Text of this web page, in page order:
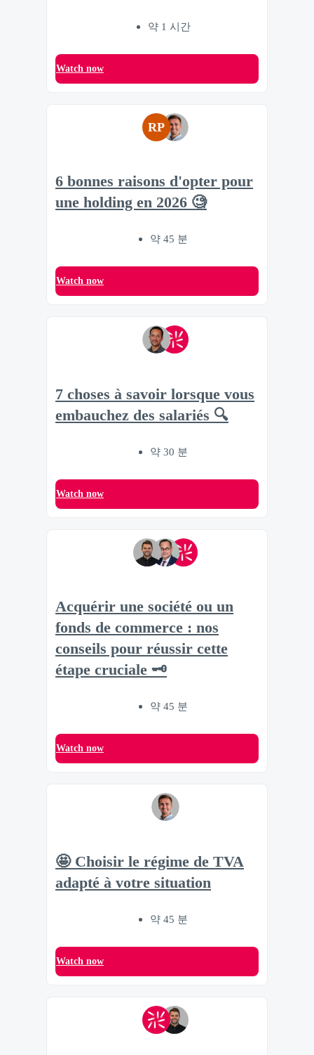
약 1 시간
Watch now
RP
6 bonnes raisons d'opter pour
une holding en 2026 🧐
약 45 분
Watch now
7 choses à savoir lorsque vous
embauchez des salariés 🔍
약 30 분
Watch now
Acquérir une société ou un
fonds de commerce : nos
conseils pour réussir cette
étape cruciale 🗝
약 45 분
Watch now
🤩 Choisir le régime de TVA
adapté à votre situation
약 45 분
Watch now